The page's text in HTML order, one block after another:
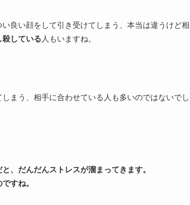
良い顔をして引き受けてしまう、本当は違うけど相
殺している人もいますね。
まう、相手に合わせている人も多いのではないでし
、だんだんストレスが溜まってきます。
すね。